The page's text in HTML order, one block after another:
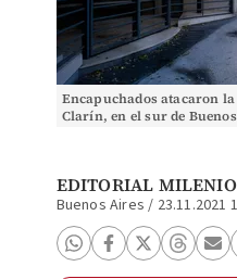
Encapuchados atacaron
Clarín, en el sur de
EDITORIAL MILENIO
Buenos Aires / 23.11.2021